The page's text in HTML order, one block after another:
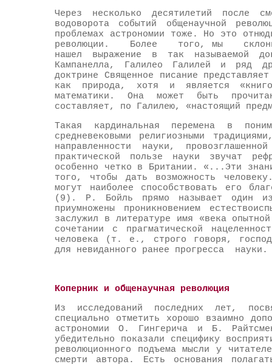
Через несколько десятилетий после
водоворота событий общенаучной
проблемах астрономии тоже. Но это
революции. Более того, мы
нашел выражение в так называемой
Кампанелла, Галилео Галилей и ряд
доктрине Священное писание
как природа, хотя и является
математики. Она может быть
составляет, по Галилею, «настоящий
Такая кардинальная перемена в
средневековыми религиозными
направленности науки,
практической пользе науки звучат
особенно четко в Британии. «...Эти
того, чтобы дать возможность
могут наиболее способствовать его
(9). Р. Бойль прямо называет один из
приумножены проникновением
заслужил в литературе имя «века
сочетании с прагматической
человека (т. е., строго говоря,
для невиданного ранее прогресса науки.
Коперник и общенаучная революция
Из исследований последних лет,
специально отметить хорошо взаимно
астрономии О. Гингерича и Б.
убедительно показали специфику
революционного подъема мысли у
смерти автора. Есть основания